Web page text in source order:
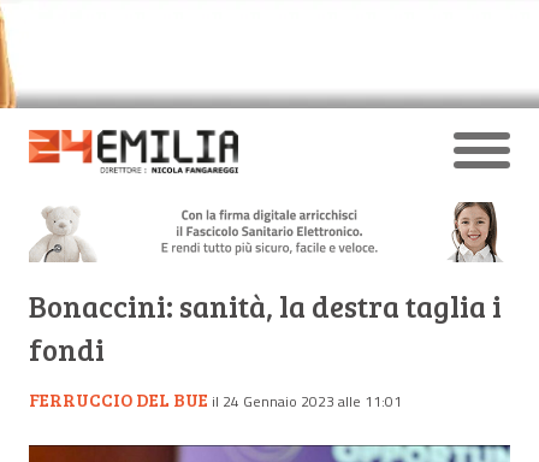
Bonaccini: sanità, la destra taglia i
fondi
FERRUCCIO DEL BUE il 24 Gennaio 2023 alle 11:01